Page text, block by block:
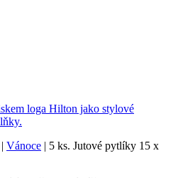
| Vánoce | 5 ks. Jutové pytlíky 15 x